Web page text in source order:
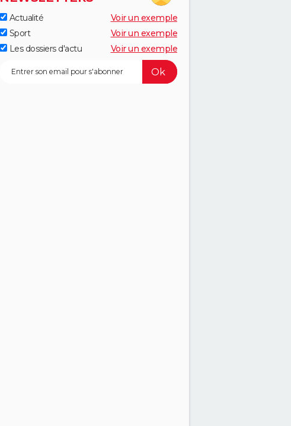
Actualité
Voir un exemple
Sport
Voir un exemple
Les dossiers d'actu
Voir un exemple